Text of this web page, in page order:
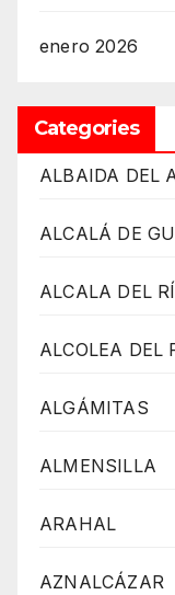
enero 2026
Categories
ALBAIDA DEL
ALCALÁ DE
ALCALA DEL
ALCOLEA DEL
ALGÁMITAS
ALMENSILLA
ARAHAL
AZNALCÁZAR